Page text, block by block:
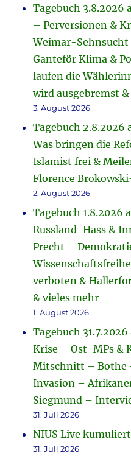
Tagebuch 3.8.2026
– Perversionen &
Weimar-Sehnsucht
Ganteför Klima &
laufen die
wird ausgebremst
3. August 2026
Tagebuch 2.8.2026
Was bringen die
Islamist frei &
Florence
2. August 2026
Tagebuch 1.8.2026
Russland-Hass &
Precht –
verboten &
& vieles mehr
1. August 2026
Tagebuch
Krise – Ost-MPs &
Mitschnitt – Bothe
Invasion –
Siegmund –
31. Juli 2026
NIUS Live kumuliert
31. Juli 2026